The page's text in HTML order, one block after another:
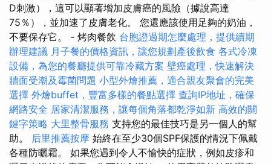
D刺激），這可以顯著增加皮膚癌的風險（據說高達
75％），並加速了皮膚老化。 您還應該使用足夠的奶油，
不要保存它。 - 烤肉餐飲 台胞證過期怎麼處理，提供續期
辦理建議 月子餐的價格資訊，讓您規劃產後飲食 各式冷凍
設備，為您的餐廳提供可靠冷藏方案 壁癌處理，快速解決
牆面受潮及霉菌問題 小型外燴推薦，適合親友聚會的完美
選擇 外燴buffet，豐富多樣的餐點選擇 查詢IP地址，確保
網路安全 居家清潔服務，讓每個角落都乾淨如新 高效的關
鍵字策略 大里整骨服務 支持您的最佳技巧是另一個人的幫
助。 后里推薦按摩 始終在至少30個SPF保護的情況下佩戴
各種防曬霜。 如果您遇到令人不愉快的症狀，例如皮疹和